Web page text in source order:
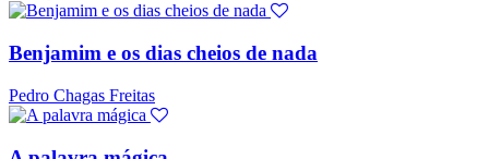
Benjamim e os dias cheios de nada
Pedro Chagas Freitas